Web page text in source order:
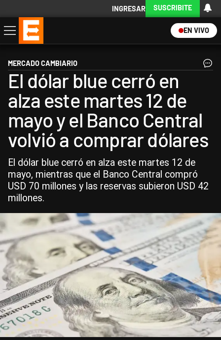
INGRESAR SUSCRIBITE
EN VIVO
Economía
Política
Internacional
Actualidad
Descargá la App
MERCADO CAMBIARIO
El dólar blue cerró en
alza este martes 12 de
mayo y el Banco Central
volvió a comprar dólares
El dólar blue cerró en alza este martes 12 de
mayo, mientras que el Banco Central compró
USD 70 millones y las reservas subieron USD 42
millones.